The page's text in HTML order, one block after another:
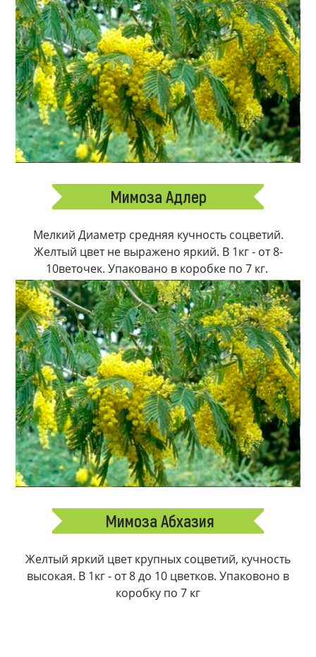
Мимоза Адлер
Мелкий Диаметр средняя кучность соцветий.
Желтый цвет не выражено яркий. В 1кг - от 8-
10веточек. Упаковано в коробке по 7 кг.
Мимоза Абхазия
Желтый яркий цвет крупных соцветий, кучность
высокая. В 1кг - от 8 до 10 цветков. Упаковоно в
коробку по 7 кг